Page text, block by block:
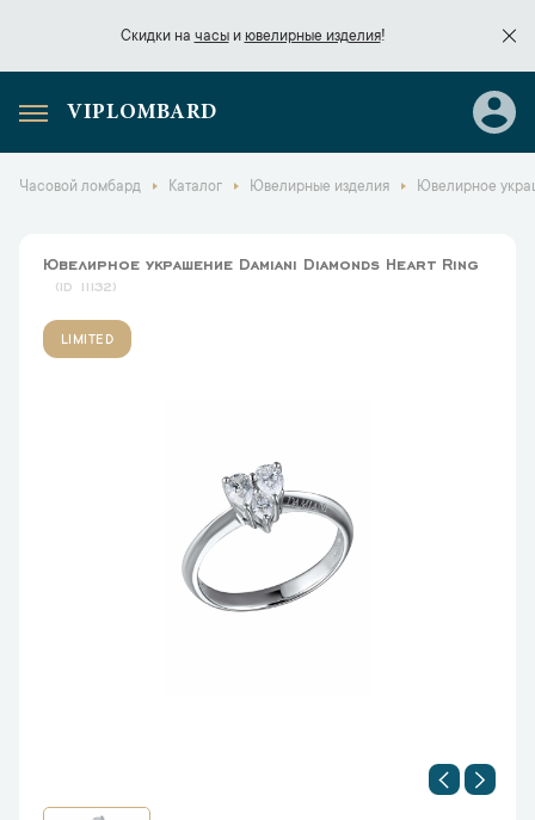
Скидки на часыи ювелирные изделия!
Скидки начасы
VIPLOMBARD
Часовой ломбард Каталог Ювелирные изделия Ювелирное
Ювелирное украшение Damiani Diamonds Heart Ring
11132
LIMITED